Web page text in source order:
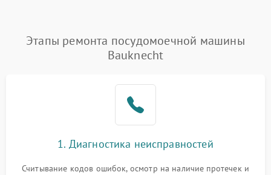
Проблемы с набором
воды
1800 ₽ Подробнее →
1700 ₽
циркуляционным насосом
2100 ₽ Подробнее →
Этапы ремонта посудомоечной машины
Bauknecht
1. Диагностика неисправностей
Считывание кодов ошибок, осмотр на наличие протечек и